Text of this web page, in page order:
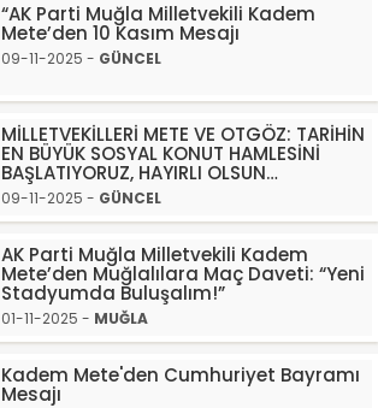
“AK Parti Muğla Milletvekili Kadem
Mete’den 10 Kasım Mesajı
09-11-2025 - GÜNCEL
MİLLETVEKİLLERİ METE VE OTGÖZ: TARİHİN
EN BÜYÜK SOSYAL KONUT HAMLESİNİ
BAŞLATIYORUZ, HAYIRLI OLSUN…
09-11-2025 - GÜNCEL
AK Parti Muğla Milletvekili Kadem
Mete’den Muğlalılara Maç Daveti: “Yeni
Stadyumda Buluşalım!”
01-11-2025 - MUĞLA
Kadem Mete'den Cumhuriyet Bayramı
Mesajı